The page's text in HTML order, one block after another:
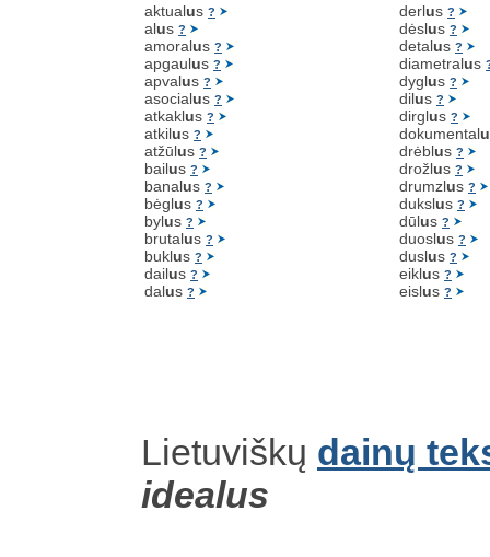
aktualus ?
alus ?
amoralus ?
apgaulus ?
apvalus ?
asocialus ?
atkaklus ?
atkilus ?
atžūlus ?
bailus ?
banalus ?
bėglus ?
bylus ?
brutalus ?
buklus ?
dailus ?
dalus ?
derlus ?
dėslus ?
detalus ?
diametralus
dyglus ?
dilus ?
dirglus ?
dokumentalu
drėblus ?
drožlus ?
drumzlus ?
dukslus ?
dūlus ?
duoslus ?
duslus ?
eiklus ?
eislus ?
Lietuviškų dainų
idealus